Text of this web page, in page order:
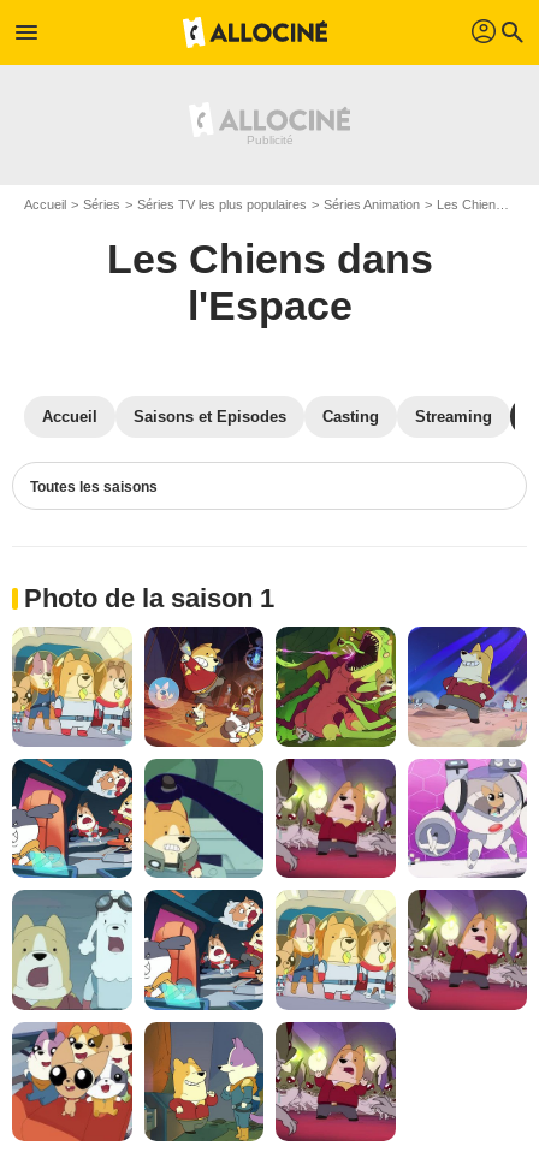
menu profil search
Accueil Séries Séries TV les plus populaires Séries Animation Les Chiens dans l'Espace
Les Chiens dans
l'Espace
Accueil Saisons et Episodes Casting Streaming
Toutes les saisons
Photo de la saison 1